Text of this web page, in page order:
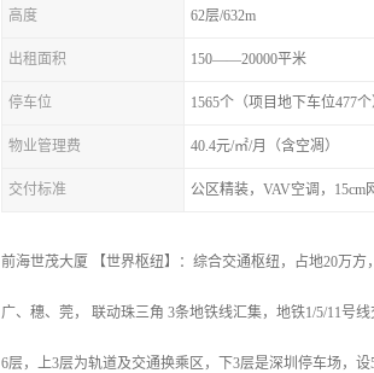
高度 62层/632m
出租面积 150——20000平米
停车位 1565个（项目地下车位477个
物业管理费 40.4元/㎡/月（含空凋）
交付标准 公区精装，VAV空调，15cm
前海世茂大厦 【世界枢纽】：综合交通枢纽，占地20万
广、穗、莞， 联动珠三角 3条地铁线汇集，地铁1/5/11号
6层，上3层为轨道及交通换乘区，下3层是深圳停车场，设